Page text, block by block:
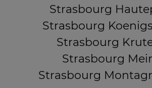
Strasbourg
Strasbourg
Strasbourg
Strasbourg
Strasbourg